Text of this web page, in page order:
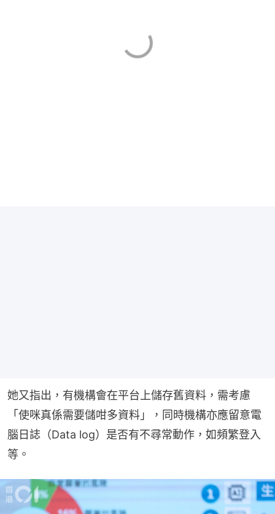
她又指出，有機構會在平台上儲存舊資料，需考慮
「使咪真係需要儲咁多資料」，同時機構亦應留意電
腦日誌（Data log）是否有不尋常動作，如頻繁登入
等。